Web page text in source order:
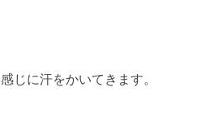
じに汗をかいてきます。